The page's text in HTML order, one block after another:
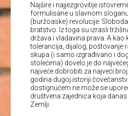
Najšire i najjezgrovitije
formulisane u slavnom
(buržoaske) revolucije:
bratstvo. Iz toga su izrasli
država i vladavina prava. A kao
tolerancija, dijalog, poštovanje
skupa (i samo izgrađivano i
stolećima) dovelo je do
najveće dobrobiti za najveći
godina dugoj istoriji
dostignućem ne može se
društvena zajednica koja
Zemlji.